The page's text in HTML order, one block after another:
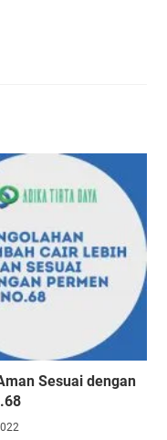
Sesuai dengan